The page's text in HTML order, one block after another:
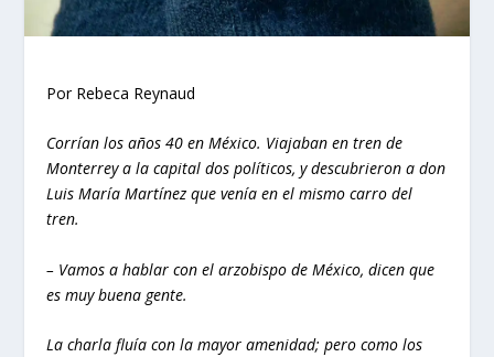
Por Rebeca Reynaud
Corrían los años 40 en México. Viajaban en tren de
Monterrey a la capital dos políticos, y descubrieron a don
Luis María Martínez que venía en el mismo carro del
tren.
– Vamos a hablar con el arzobispo de México, dicen que
es muy buena gente.
La charla fluía con la mayor amenidad; pero como los